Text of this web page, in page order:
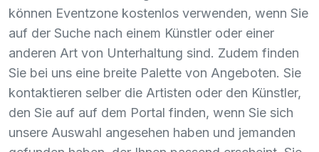
können Eventzone kostenlos verwenden, wenn Sie
auf der Suche nach einem Künstler oder einer
anderen Art von Unterhaltung sind. Zudem finden
Sie bei uns eine breite Palette von Angeboten. Sie
kontaktieren selber die Artisten oder den Künstler,
den Sie auf auf dem Portal finden, wenn Sie sich
unsere Auswahl angesehen haben und jemanden